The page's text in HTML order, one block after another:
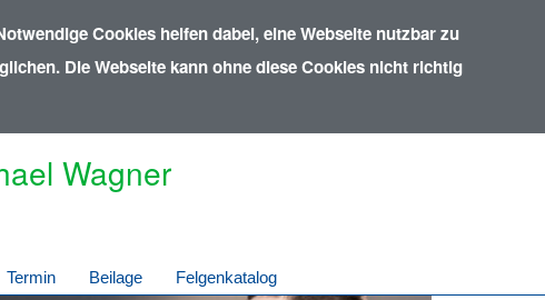
Cookies helfen dabei, eine Webseite nutzbar zu
Die Webseite kann ohne diese Cookies nicht richtig
Wagner
Termin Beilage Felgenkatalog